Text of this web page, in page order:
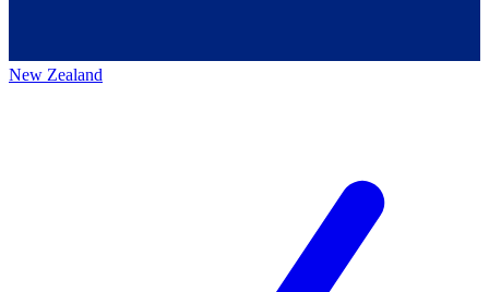
New Zealand